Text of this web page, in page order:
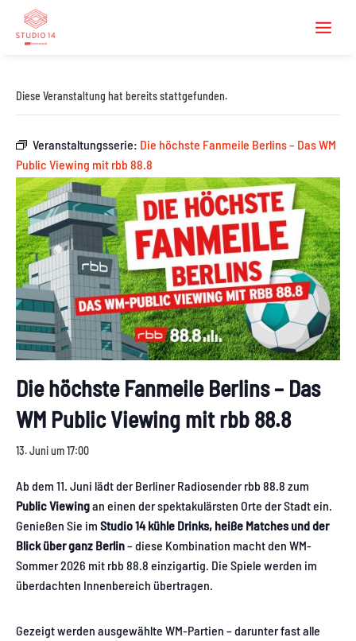
Diese Veranstaltung hat bereits stattgefunden.
Veranstaltungsserie: Die höchste Fanmeile Berlins – Das WM
Public Viewing mit rbb 88.8
Die höchste Fanmeile Berlins – Das
WM Public Viewing mit rbb 88.8
13. Juni um 17:00
Ab dem 11. Juni lädt der Berliner Radiosender rbb 88.8 zum
Public Viewingan einen der spektakulärsten Orte der Stadt ein.
Genießen Sie im Studio 14 kühle Drinks, heiße Matches und der
Blick über ganz Berlin– diese Kombination macht den WM-
Sommer 2026 mit rbb 88.8 einzigartig. Die Spiele werden im
überdachten Innenbereich übertragen.
Gezeigt werden ausgewählte WM-Partien – darunter fast alle